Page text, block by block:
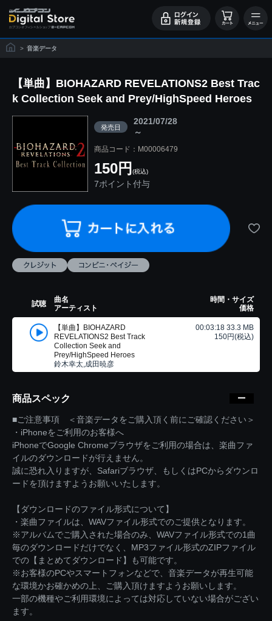
> 音楽データ
【単曲】BIOHAZARD REVELATIONS2 Best Trac
k Collection Seek and Prey/HighSpeed Heroes
発売日
2021/07/28
～
商品コード：M00006479
150円 (税込)
7ポイント付与
試聴
曲名
アーティスト
時間・サイズ
価格
【単曲】BIOHAZARD
REVELATIONS2 Best Track
Collection Seek and
Prey/HighSpeed Heroes
鈴木幸太,成田暁彦
00:03:18 33.3 MB
150円(税込)
商品スペック
■ご注意事項 ＜音楽データをご購入頂く前にご確認ください＞
・iPhoneをご利用のお客様へ
iPhoneでGoogle Chromeブラウザをご利用の場合は、楽曲ファ
イルのダウンロードが行えません。
誠に恐れ入りますが、Safariブラウザ、もしくはPCからダウンロ
ードを頂けますようお願いいたします。
【ダウンロードのファイル形式について】
・楽曲ファイルは、WAVファイル形式でのご提供となります。
※アルバムでご購入された場合のみ、WAVファイル形式での1曲
毎のダウンロードだけでなく、MP3ファイル形式のZIPファイル
での【まとめてダウンロード】も可能です。
※お客様のPCやスマートフォンなどで、音楽データが再生可能
な環境かお確かめの上、ご購入頂けますようお願いします。
一部の機種やご利用環境によっては対応していない場合がござい
ます。